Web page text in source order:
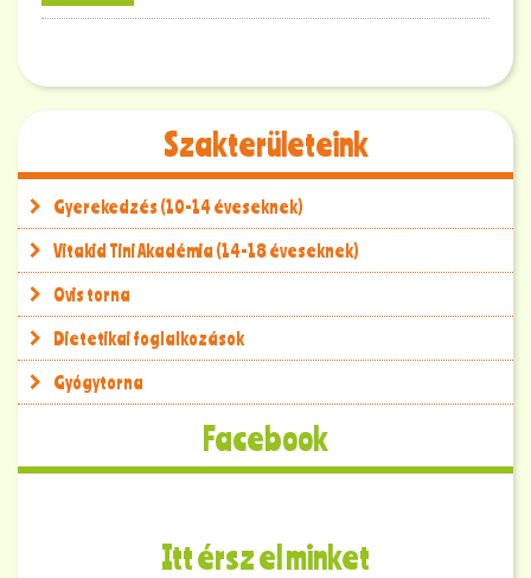
Szakterületeink
Gyerekedzés (10-14 éveseknek)
Vitakid Tini Akadémia (14-18 éveseknek)
Ovis torna
Dietetikai foglalkozások
Gyógytorna
Facebook
Itt érsz el minket